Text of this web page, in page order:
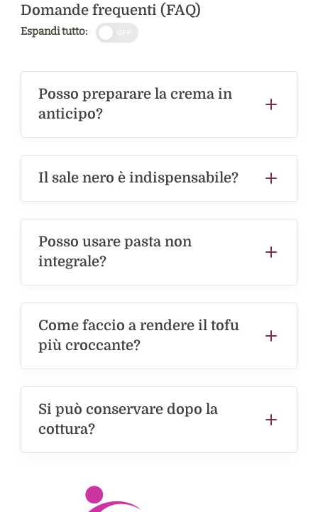
Domande frequenti (FAQ)
Espandi tutto:
Posso preparare la crema in
anticipo?
Il sale nero è indispensabile?
Posso usare pasta non
integrale?
Come faccio a rendere il tofu
più croccante?
Si può conservare dopo la
cottura?